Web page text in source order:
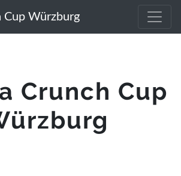
Cup Würzburg
Crunch Cup